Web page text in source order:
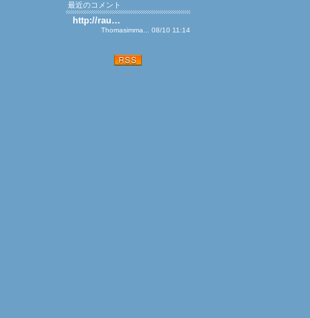
最近のコメント
http://rau…
Thomasimma... 08/10 11:14